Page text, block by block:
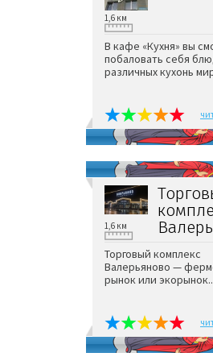
1,6 км
В кафе «Кухня» вы
побаловать себя
различных кухонь
1,6 км
Торговый комплекс
Валерьяново —
рынок или